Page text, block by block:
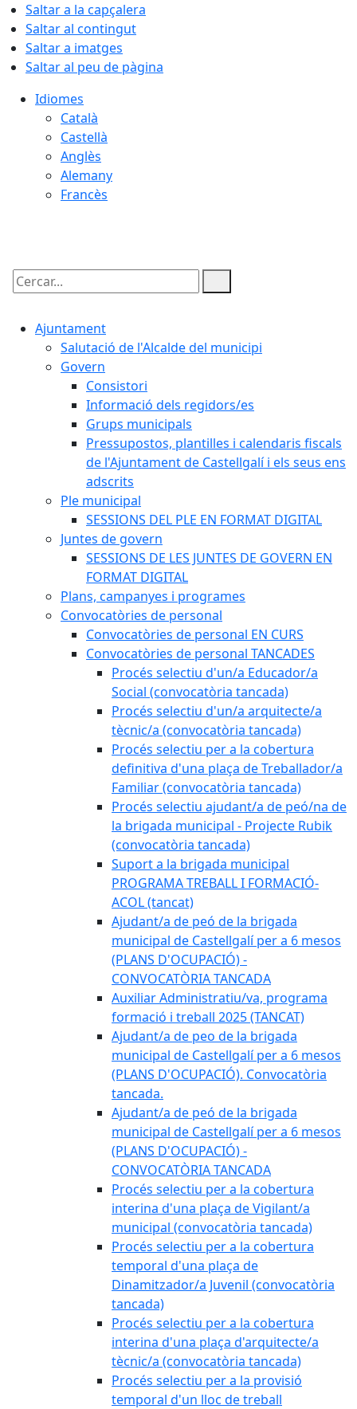
Saltar a la capçalera
Saltar al contingut
Saltar a imatges
Saltar al peu de pàgina
Idiomes
Català
Castellà
Anglès
Alemany
Francès
Cercar:
Ajuntament
Salutació de l'Alcalde del municipi
Govern
Consistori
Informació dels regidors/es
Grups municipals
Pressupostos, plantilles i calendaris fiscals
de l'Ajuntament de Castellgalí i els seus ens
adscrits
Ple municipal
SESSIONS DEL PLE EN FORMAT DIGITAL
Juntes de govern
SESSIONS DE LES JUNTES DE GOVERN EN
FORMAT DIGITAL
Plans, campanyes i programes
Convocatòries de personal
Convocatòries de personal EN CURS
Convocatòries de personal TANCADES
Procés selectiu d'un/a Educador/a
Social (convocatòria tancada)
Procés selectiu d'un/a arquitecte/a
tècnic/a (convocatòria tancada)
Procés selectiu per a la cobertura
definitiva d'una plaça de Treballador/a
Familiar (convocatòria tancada)
Procés selectiu ajudant/a de peó/na de
la brigada municipal - Projecte Rubik
(convocatòria tancada)
Suport a la brigada municipal
PROGRAMA TREBALL I FORMACIÓ-
ACOL (tancat)
Ajudant/a de peó de la brigada
municipal de Castellgalí per a 6 mesos
(PLANS D'OCUPACIÓ) -
CONVOCATÒRIA TANCADA
Auxiliar Administratiu/va, programa
formació i treball 2025 (TANCAT)
Ajudant/a de peo de la brigada
municipal de Castellgalí per a 6 mesos
(PLANS D'OCUPACIÓ). Convocatòria
tancada.
Ajudant/a de peó de la brigada
municipal de Castellgalí per a 6 mesos
(PLANS D'OCUPACIÓ) -
CONVOCATÒRIA TANCADA
Procés selectiu per a la cobertura
interina d'una plaça de Vigilant/a
municipal (convocatòria tancada)
Procés selectiu per a la cobertura
temporal d'una plaça de
Dinamitzador/a Juvenil (convocatòria
tancada)
Procés selectiu per a la cobertura
interina d'una plaça d'arquitecte/a
tècnic/a (convocatòria tancada)
Procés selectiu per a la provisió
temporal d'un lloc de treball